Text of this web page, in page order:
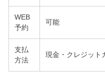
WEB
予約
可能
支払
方法
現金・クレジット